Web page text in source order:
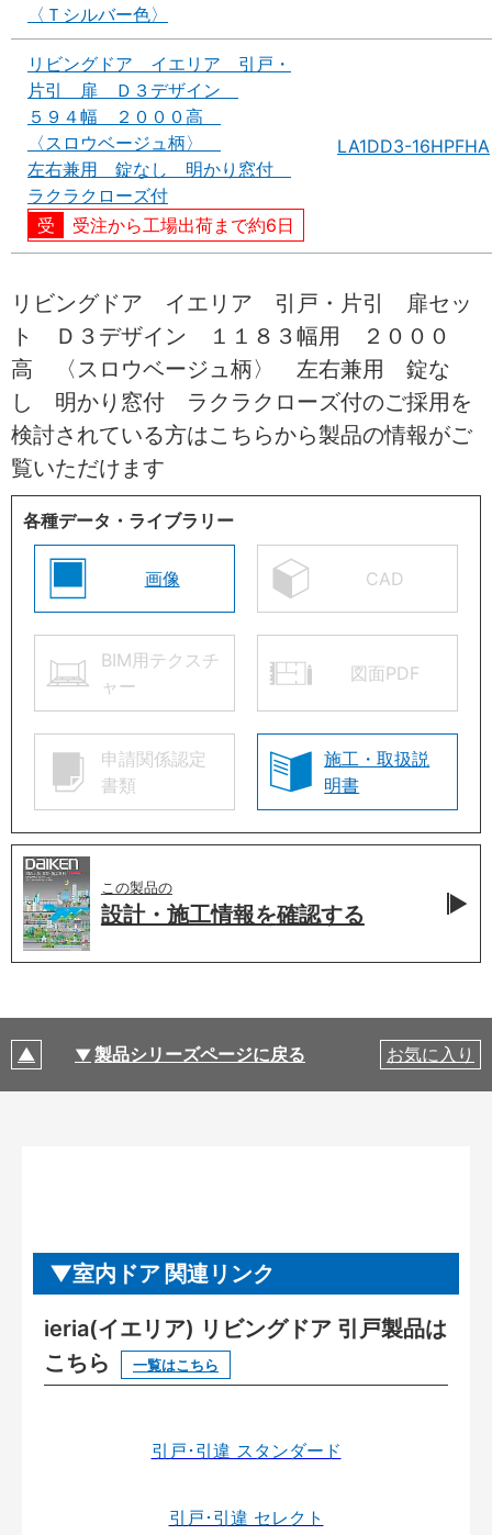
〈Ｔシルバー色〉
リビングドア イエリア 引戸・
片引 扉 Ｄ３デザイン
５９４幅 ２０００高
〈スロウベージュ柄〉
左右兼用 錠なし 明かり窓付
ラクラクローズ付
受注から工場出荷まで約6日
LA1DD3-16HPFHA
リビングドア イエリア 引戸・片引 扉セッ
ト Ｄ３デザイン １１８３幅用 ２０００
高 〈スロウベージュ柄〉 左右兼用 錠な
し 明かり窓付 ラクラクローズ付のご採用を
検討されている方はこちらから製品の情報がご
覧いただけます
各種データ・ライブラリー
画像 CAD
BIM用テクスチ
ャー
図面PDF
申請関係認定
書類
施工・取扱説
明書
この製品の
設計・施工情報を確認する
製品シリーズページに戻る お気に入り
室内ドア 関連リンク
ieria(イエリア) リビングドア 引戸製品は
こちら
一覧はこちら
引戸･引違 スタンダード
引戸･引違 セレクト